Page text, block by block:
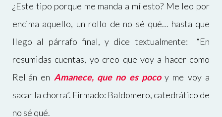
¿Este tipo porque me manda a mí esto? Me leo por
encima aquello, un rollo de no sé qué… hasta que
llego al párrafo final, y dice textualmente: “En
resumidas cuentas, yo creo que voy a hacer como
Rellán en Amanece, que no es pocoy me voy a
sacar la chorra”. Firmado: Baldomero, catedrático de
no sé qué.